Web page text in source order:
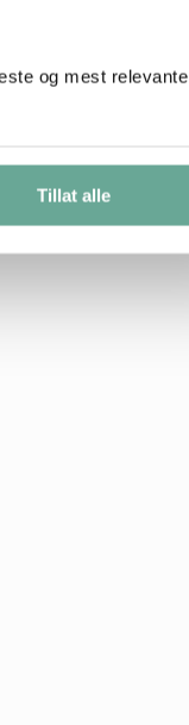
og mest relevante
Tillat alle